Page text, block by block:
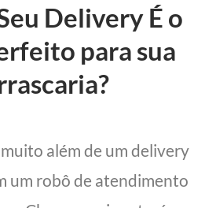
Delivery É o
para sua
além de um delivery
um robô de atendimento